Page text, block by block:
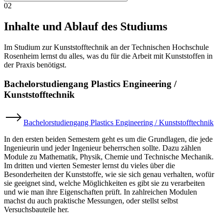
02
Inhalte und Ablauf des Studiums
Im Studium zur Kunststofftechnik an der Technischen Hochschule
Rosenheim lernst du alles, was du für die Arbeit mit Kunststoffen in
der Praxis benötigst.
Bachelorstudiengang Plastics Engineering /
Kunststofftechnik
Bachelorstudiengang Plastics Engineering / Kunststofftechnik
In den ersten beiden Semestern geht es um die Grundlagen, die jede
Ingenieurin und jeder Ingenieur beherrschen sollte. Dazu zählen
Module zu Mathematik, Physik, Chemie und Technische Mechanik.
Im dritten und vierten Semester lernst du vieles über die
Besonderheiten der Kunststoffe, wie sie sich genau verhalten, wofür
sie geeignet sind, welche Möglichkeiten es gibt sie zu verarbeiten
und wie man ihre Eigenschaften prüft. In zahlreichen Modulen
machst du auch praktische Messungen, oder stellst selbst
Versuchsbauteile her.